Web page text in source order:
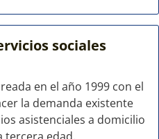
sociales
en el año 1999 con el
la demanda existente
asistenciales a domicilio